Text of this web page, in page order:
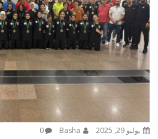
يوليو 29, 2025 0